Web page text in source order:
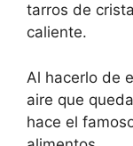
tarros de
caliente.
Al hacerlo de
aire que
hace el